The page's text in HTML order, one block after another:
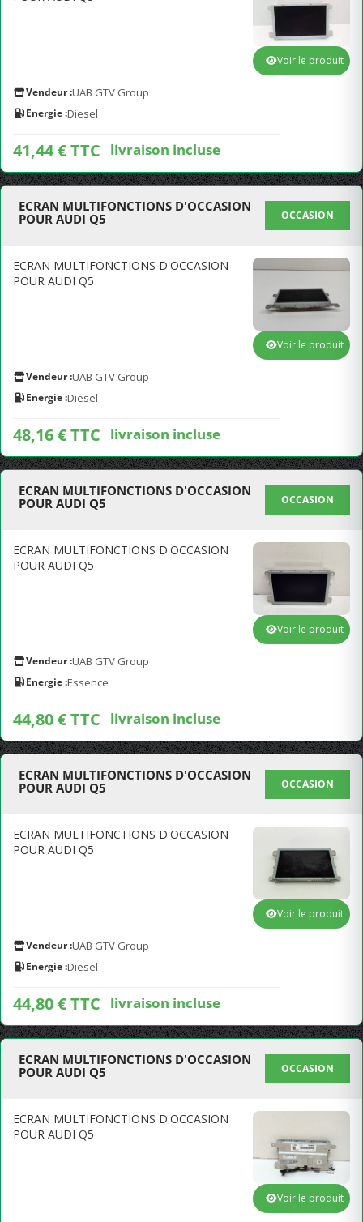
Vendeur :UAB GTV Group
Energie :Diesel
41,44 € TTC livraison incluse
Voir le produit
ECRAN MULTIFONCTIONS D'OCCASION
POUR AUDI Q5
OCCASION
ECRAN MULTIFONCTIONS D'OCCASION
POUR AUDI Q5
Vendeur :UAB GTV Group
Energie :Diesel
48,16 € TTC livraison incluse
Voir le produit
ECRAN MULTIFONCTIONS D'OCCASION
POUR AUDI Q5
OCCASION
ECRAN MULTIFONCTIONS D'OCCASION
POUR AUDI Q5
Vendeur :UAB GTV Group
Energie :Essence
44,80 € TTC livraison incluse
Voir le produit
ECRAN MULTIFONCTIONS D'OCCASION
POUR AUDI Q5
OCCASION
ECRAN MULTIFONCTIONS D'OCCASION
POUR AUDI Q5
Vendeur :UAB GTV Group
Energie :Diesel
44,80 € TTC livraison incluse
Voir le produit
ECRAN MULTIFONCTIONS D'OCCASION
POUR AUDI Q5
OCCASION
ECRAN MULTIFONCTIONS D'OCCASION
POUR AUDI Q5
Voir le produit